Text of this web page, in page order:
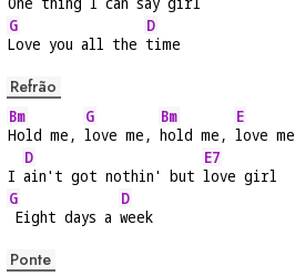
G
Love you all the
D
time
Refrão
Bm
Hold me,
G
love me,
Bm
hold me,
E
love me
I
D
ain't got nothin' but
E7
love girl
G
Eight days a
D
week
Ponte